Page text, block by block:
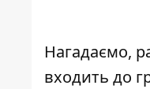
Нагадаємо,
входить до